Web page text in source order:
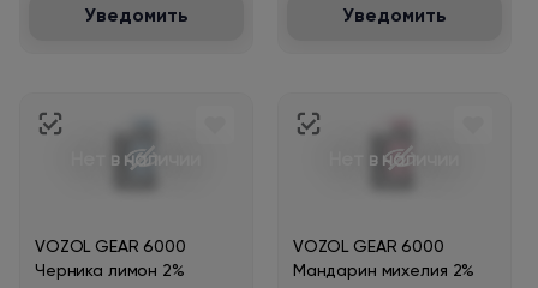
Уведомить Уведомить
Нет в наличии
VOZOL GEAR 6000
Черника лимон 2%
Нет в наличии
VOZOL GEAR 6000
Мандарин михелия 2%